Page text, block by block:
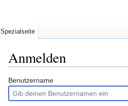
Anmelden
Zur
Navigation
springen
Zur
Suche
springen
Benutzername
Spezialseite